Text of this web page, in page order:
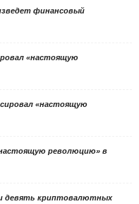
финансовый
«настоящую
«настоящую
революцию» в
девять криптовалютных